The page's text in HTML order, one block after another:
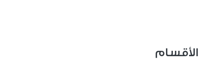
الأقسام